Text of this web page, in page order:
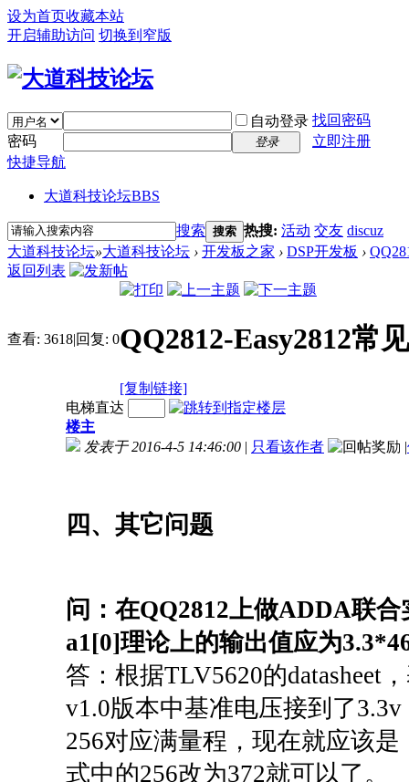
设为首页收藏本站
开启辅助访问 切换到窄版
自动登录 找回密码
密码
登录
立即注册
快捷导航
大道科技论坛BBS
搜索 搜索 热搜: 活动 交友 discuz
大道科技论坛»大道科技论坛 › 开发板之家 › DSP开发板 ›
返回列表
查看: 3618|回复: 0QQ2812-Easy2812常
[复制链接]
电梯直达
楼主
发表于 2016-4-5 14:46:00 | 只看该作者 |
四、其它问题
问：在QQ2812上做ADDA联
a1[0]理论上的输出值应为
答：根据TLV5620的datasheet
v1.0版本中基准电压接到了
256对应满量程，现在就应该
式中的256改为372就可以了。